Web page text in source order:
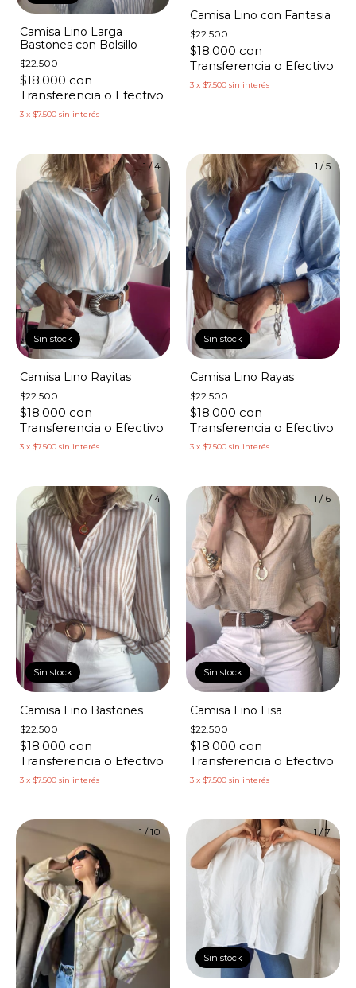
Camisa Lino Larga
Bastones con Bolsillo
$22.500
$18.000 con
Transferencia o Efectivo
3 x $7.500 sin interés
Camisa Lino con Fantasia
$22.500
$18.000 con
Transferencia o Efectivo
3 x $7.500 sin interés
1 /4
Sin stock
Camisa Lino Rayitas
$22.500
$18.000 con
Transferencia o Efectivo
3 x $7.500 sin interés
1 /5
Sin stock
Camisa Lino Rayas
$22.500
$18.000 con
Transferencia o Efectivo
3 x $7.500 sin interés
1 /4
Sin stock
Camisa Lino Bastones
$22.500
$18.000 con
Transferencia o Efectivo
3 x $7.500 sin interés
1 / 6
Sin stock
Camisa Lino Lisa
$22.500
$18.000 con
Transferencia o Efectivo
3 x $7.500 sin interés
1 /10 1 /7
Sin stock